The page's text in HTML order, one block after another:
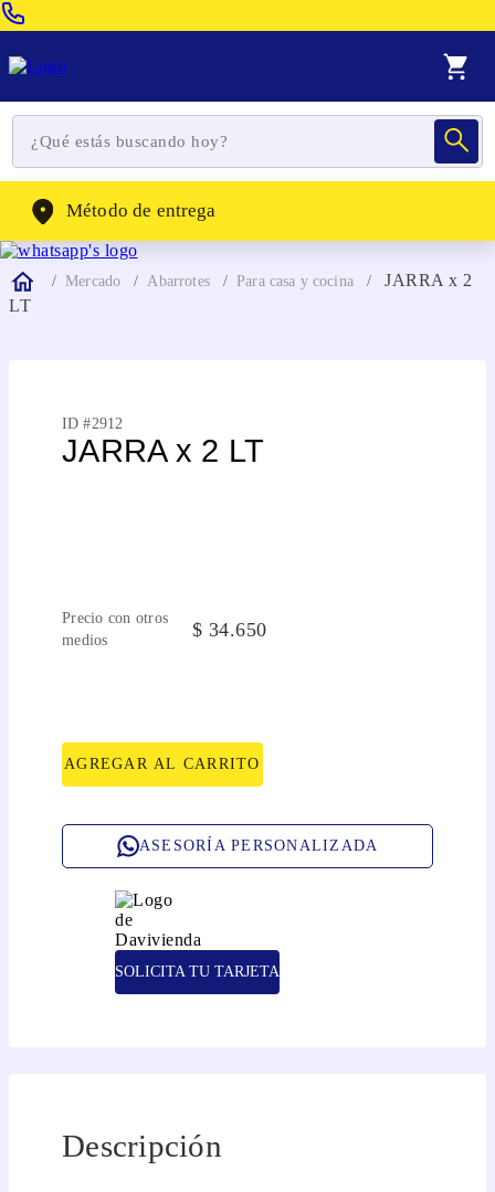
WhatsApp: (302) 262-4104
Método de entrega
Mercado Abarrotes Para casa y cocina
JARRA x 2
LT
ID #2912
JARRA x 2 LT
Precio con otros
medios
$ 34.650
AGREGAR AL CARRITO
ASESORÍA PERSONALIZADA
SOLICITA TU TARJETA
Descripción